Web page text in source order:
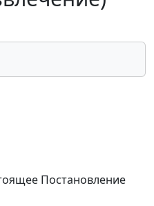
Постановление